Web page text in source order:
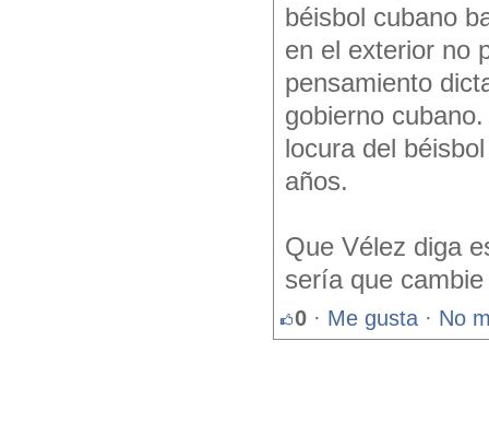
béisbol cubano
en el exterior no
pensamiento
gobierno
locura del
años.
Que Vélez diga
sería que
0 · Me gusta · No